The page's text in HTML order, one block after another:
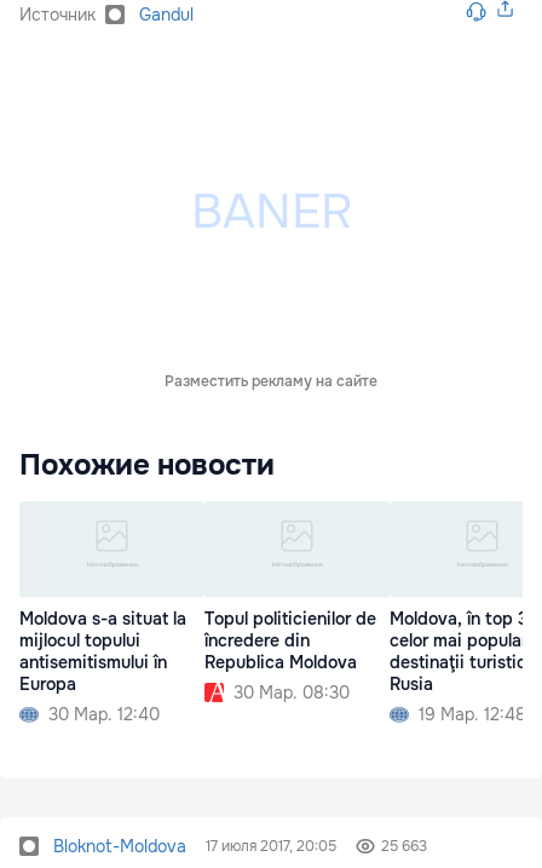
Источник Gandul
Разместить рекламу на сайте
Похожие новости
Moldova s-a situat la
mijlocul topului
antisemitismului în
Europa
30 Мар. 12:40
Topul politicienilor de
încredere din
Republica Moldova
30 Мар. 08:30
Moldova, în top 30
celor mai populare
destinaţii turistice
Rusia
19 Мар. 12:48
Bloknot-Moldova 17 июля 2017, 20:05 25 663